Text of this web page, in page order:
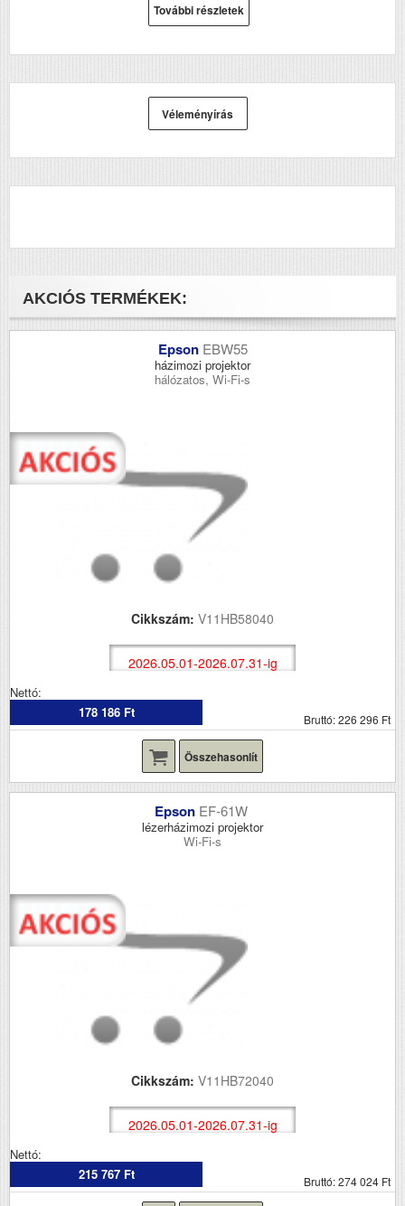
Pro WP-4535DWF
Pro WP-4545DTWF
Pro WP-4595
További részletek
Véleményírás
AKCIÓS TERMÉKEK:
Epson EBW55
házimozi projektor
hálózatos, Wi-Fi-s
Cikkszám: V11HB58040
2026.05.01-2026.07.31-ig
Nettó:
178 186 Ft
Bruttó: 226 296 Ft
Összehasonlít
Epson EF-61W
lézerházimozi projektor
Wi-Fi-s
Cikkszám: V11HB72040
2026.05.01-2026.07.31-ig
Nettó:
215 767 Ft
Bruttó: 274 024 Ft